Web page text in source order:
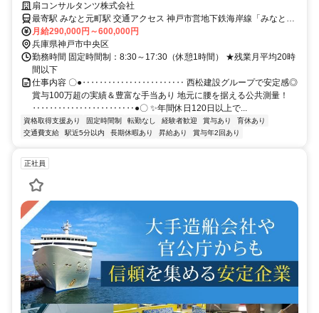
活躍！
扇コンサルタンツ株式会社
最寄駅 みなと元町駅 交通アクセス 神戸市営地下鉄海岸線「みなと元
月給290,000円～600,000円
兵庫県神戸市中央区
勤務時間 固定時間制：8:30～17:30（休憩1時間） ★残業月平均20時
間以下
仕事内容 〇●‥‥‥‥‥‥‥‥‥‥‥‥ 西松建設グループで安定感◎
賞与100万超の実績＆豊富な手当あり 地元に腰を据える公共測量！
‥‥‥‥‥‥‥‥‥‥‥‥●〇 ✨️年間休日120日以上で...
資格取得支援あり 固定時間制 転勤なし 経験者歓迎 賞与あり
育休あり
交通費支給
駅近5分以内 長期休暇あり 昇給あり 賞与年2回あり
正社員